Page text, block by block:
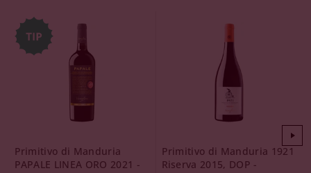
Primitivo di Manduria
PAPALE LINEA ORO 2021 -
Primitivo di Manduria 1921
Riserva 2015, DOP -